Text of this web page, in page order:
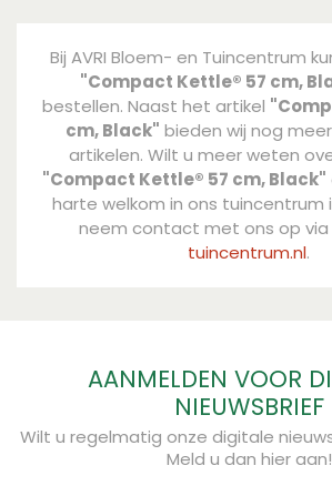
Bij AVRI Bloem- en Tuincentrum
"Compact Kettle® 57 cm,
bestellen. Naast het artikel
cm, Black" bieden wij nog
artikelen. Wilt u meer weten
"Compact Kettle® 57 cm, Black"
harte welkom in ons tuincentrum
neem contact met ons op via
tuincentrum.nl.
AANMELDEN VOOR
NIEUWSBRIEF
Wilt u regelmatig onze digitale
Meld u dan hier aan!